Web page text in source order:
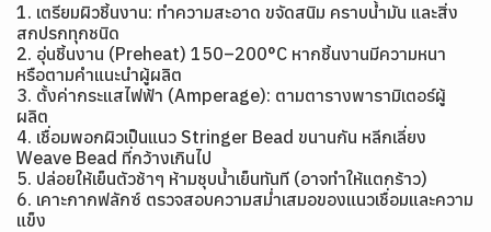
1. เตรียมผิวชิ้นงาน: ทำความสะอาด ขจัดสนิม คราบน้ำมัน และสิ่ง
สกปรกทุกชนิด
2. อุ่นชิ้นงาน (Preheat) 150–200°C หากชิ้นงานมีความหนา
หรือตามคำแนะนำผู้ผลิต
3. ตั้งค่ากระแสไฟฟ้า (Amperage): ตามตารางพารามิเตอร์ผู้
ผลิต
4. เชื่อมพอกผิวเป็นแนว Stringer Bead ขนานกัน หลีกเลี่ยง
Weave Bead ที่กว้างเกินไป
5. ปล่อยให้เย็นตัวช้าๆ ห้ามชุบน้ำเย็นทันที (อาจทำให้แตกร้าว)
6. เคาะกากฟลักซ์ ตรวจสอบความสม่ำเสมอของแนวเชื่อมและความ
แข็ง